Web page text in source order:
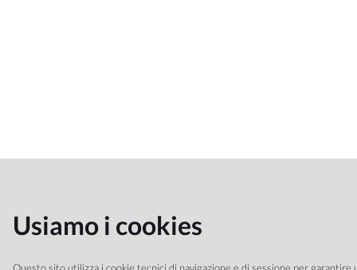
Usiamo i cookies